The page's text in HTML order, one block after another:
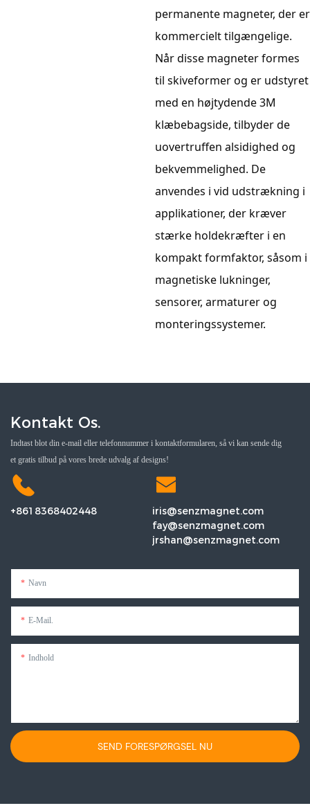
permanente magneter, der er
kommercielt tilgængelige.
Når disse magneter formes
til skiveformer og er udstyret
med en højtydende 3M
klæbebagside, tilbyder de
uovertruffen alsidighed og
bekvemmelighed. De
anvendes i vid udstrækning i
applikationer, der kræver
stærke holdekræfter i en
kompakt formfaktor, såsom i
magnetiske lukninger,
sensorer, armaturer og
monteringssystemer.
Kontakt Os.
Indtast blot din e-mail eller telefonnummer i kontaktformularen, så vi kan sende dig
et gratis tilbud på vores brede udvalg af designs!
+8618368402448
iris@senzmagnet.com
fay@senzmagnet.com
jrshan@senzmagnet.com
Navn
E-Mail.
Indhold
SEND FORESPØRGSEL NU